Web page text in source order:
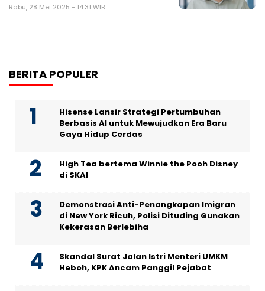
Rabu, 28 Mei 2025 - 14:31 WIB
BERITA POPULER
Hisense Lansir Strategi Pertumbuhan
Berbasis AI untuk Mewujudkan Era Baru
Gaya Hidup Cerdas
High Tea bertema Winnie the Pooh Disney
di SKAI
Demonstrasi Anti-Penangkapan Imigran
di New York Ricuh, Polisi Dituding Gunakan
Kekerasan Berlebiha
Skandal Surat Jalan Istri Menteri UMKM
Heboh, KPK Ancam Panggil Pejabat